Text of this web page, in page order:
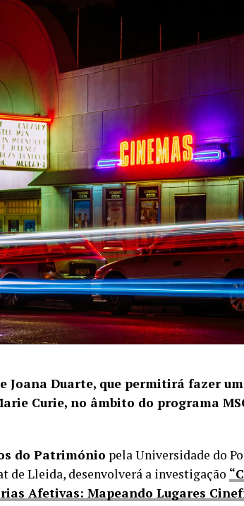
Joana Duarte, que permitirá fazer
Curie, no âmbito do programa
do Património pela Universidade do
de Lleida, desenvolverá a investigação
Afetivas: Mapeando Lugares